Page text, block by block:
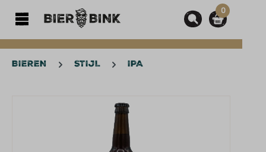
0
BIEREN STIJL IPA
Afbeeldingengalerij overslaan